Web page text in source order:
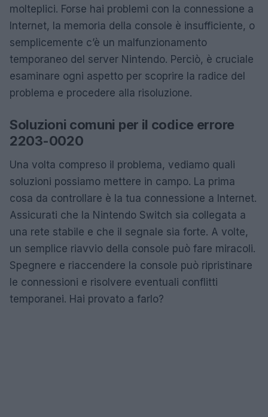
molteplici. Forse hai problemi con la connessione a
Internet, la memoria della console è insufficiente, o
semplicemente c’è un malfunzionamento
temporaneo del server Nintendo. Perciò, è cruciale
esaminare ogni aspetto per scoprire la radice del
problema e procedere alla risoluzione.
Soluzioni comuni per il codice errore
2203-0020
Una volta compreso il problema, vediamo quali
soluzioni possiamo mettere in campo. La prima
cosa da controllare è la tua connessione a Internet.
Assicurati che la Nintendo Switch sia collegata a
una rete stabile e che il segnale sia forte. A volte,
un semplice riavvio della console può fare miracoli.
Spegnere e riaccendere la console può ripristinare
le connessioni e risolvere eventuali conflitti
temporanei. Hai provato a farlo?